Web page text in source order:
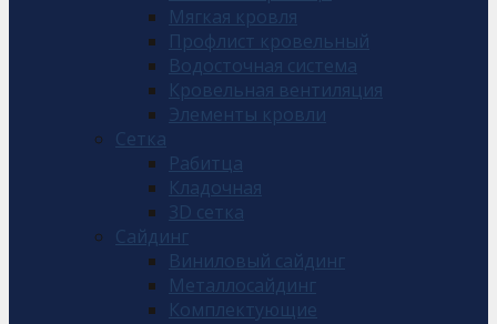
Мягкая кровля
Профлист кровельный
Водосточная система
Кровельная вентиляция
Элементы кровли
Сетка
Рабитца
Кладочная
3D сетка
Сайдинг
Виниловый сайдинг
Металлосайдинг
Комплектующие